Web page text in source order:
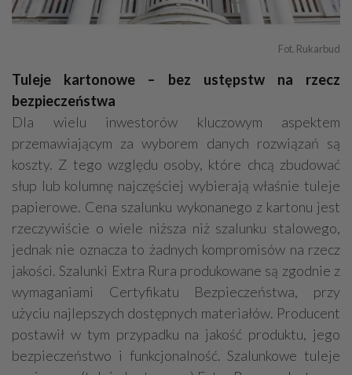
Fot. Rukarbud
Tuleje kartonowe – bez ustępstw na rzecz
bezpieczeństwa
Dla wielu inwestorów kluczowym aspektem
przemawiającym za wyborem danych rozwiązań są
koszty. Z tego względu osoby, które chcą zbudować
słup lub kolumnę najczęściej wybierają właśnie tuleje
papierowe. Cena szalunku wykonanego z kartonu jest
rzeczywiście o wiele niższa niż szalunku stalowego,
jednak nie oznacza to żadnych kompromisów na rzecz
jakości. Szalunki Extra Rura produkowane są zgodnie z
wymaganiami Certyfikatu Bezpieczeństwa, przy
użyciu najlepszych dostępnych materiałów. Producent
postawił w tym przypadku na jakość produktu, jego
bezpieczeństwo i funkcjonalność. Szalunkowe tuleje